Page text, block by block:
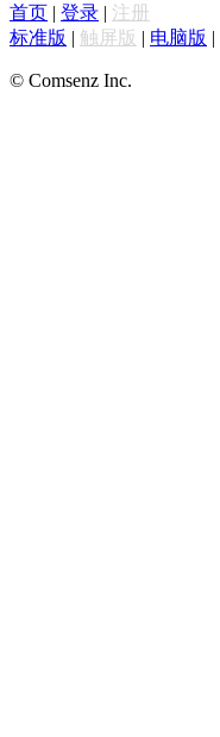
首页 | 登录 | 注册
标准版 | 触屏版 | 电脑版 |
© Comsenz Inc.